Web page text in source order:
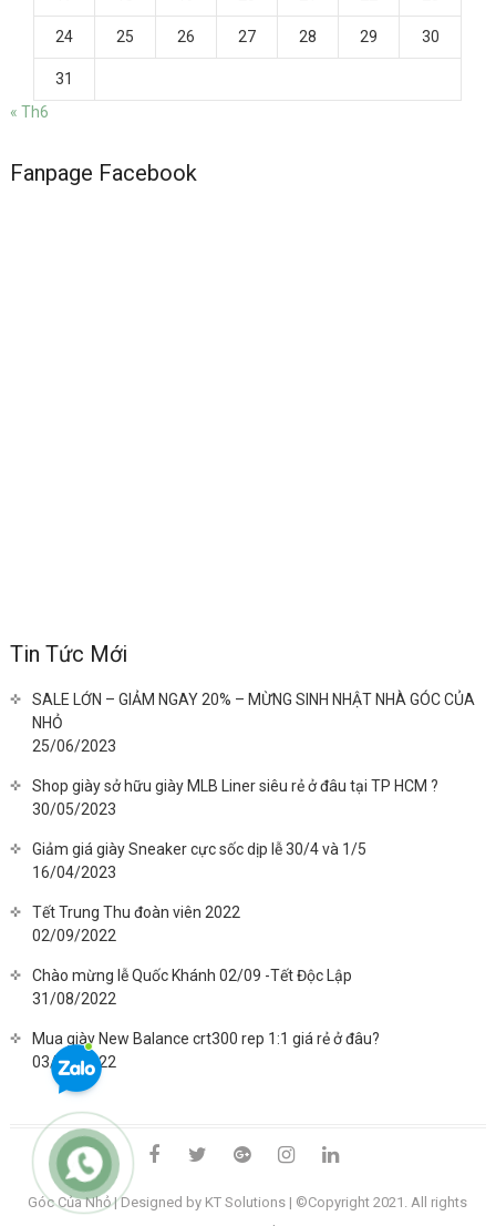
24 25 26 27 28 29 30
31
« Th6
Fanpage Facebook
Tin Tức Mới
SALE LỚN – GIẢM NGAY 20% – MỪNG SINH NHẬT NHÀ GÓC CỦA
NHỎ
25/06/2023
Shop giày sở hữu giày MLB Liner siêu rẻ ở đâu tại TP HCM ?
30/05/2023
Giảm giá giày Sneaker cực sốc dịp lễ 30/4 và 1/5
16/04/2023
Tết Trung Thu đoàn viên 2022
02/09/2022
Chào mừng lễ Quốc Khánh 02/09 -Tết Độc Lập
31/08/2022
Mua giày New Balance crt300 rep 1:1 giá rẻ ở đâu?
03/08/2022
facebooktwittergoogleinstagramlinkedin
Góc Của Nhỏ| Designed by KT Solutions | ©Copyright 2021. All rights